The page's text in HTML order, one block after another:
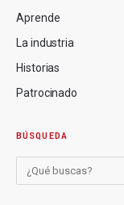
Aprende
La industria
Historias
Patrocinado
BÚSQUEDA